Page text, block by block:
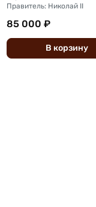
Правитель: Николай II
85 000 ₽
В корзину